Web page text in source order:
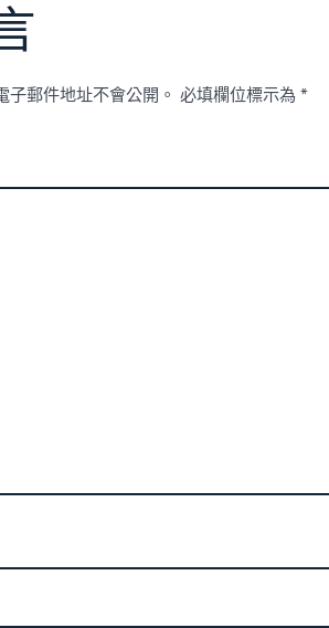
郵件地址不會公開。 必填欄位標示為 *